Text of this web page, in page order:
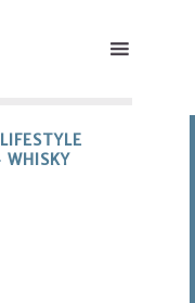
LIFESTYLE
WHISKY